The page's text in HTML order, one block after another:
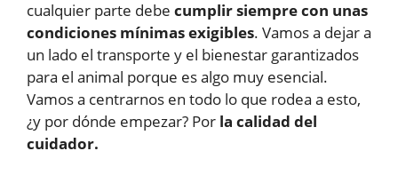
cualquier parte debe cumplir siempre con unas
condiciones mínimas exigibles. Vamos a dejar a
un lado el transporte y el bienestar garantizados
para el animal porque es algo muy esencial.
Vamos a centrarnos en todo lo que rodea a esto,
¿y por dónde empezar? Por la calidad del
cuidador.